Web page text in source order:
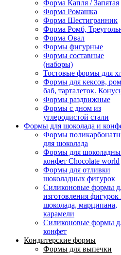
Форма Капля / Запятая
Форма Ромашка
Форма Шестигранник
Форма Ромб,
Форма Овал
Формы фигурные
Формы составные
(наборы)
Тостовые формы для
Формы для кексов,
баб, тарталеток.
Формы раздвижные
Формы с дном из
углеродистой стали
Формы для шоколада и
Формы
для шоколада
Формы для
конфет Сhocolate world
Формы для отливки
шоколадных фигурок
Силиконовые формы
изготовления фигурок
шоколада, марципана,
карамели
Силиконовые формы
конфет
Кондитерские формы
Формы для выпечки